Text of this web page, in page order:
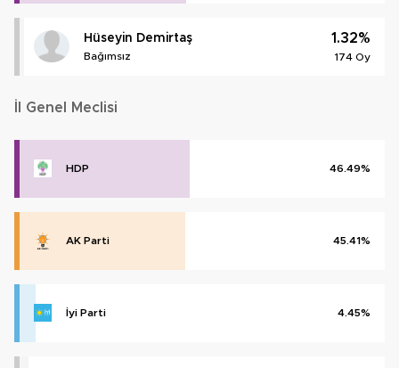
Hüseyin Demirtaş
Bağımsız
1.32%
174 Oy
İl Genel Meclisi
HDP 46.49%
AK Parti 45.41%
İyi Parti 4.45%